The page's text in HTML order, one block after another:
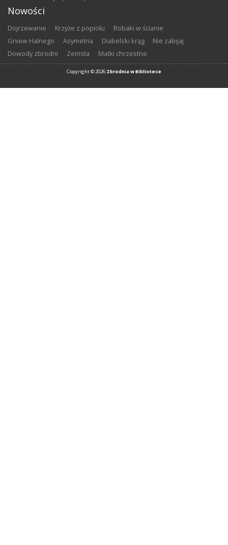
Nowości
Dojrzewanie Krzyże z popiołu
Robaki w ścianie
Gniew Halnego
Asymetria Diabelski krąg
Nie zabijaj
Dowody zbrodni
Zemsta Matki chrzestne
Copyright ©2026 Zbrodnia w Bibliotece